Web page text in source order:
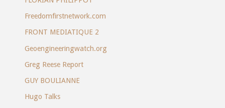
Freedomfirstnetwork.com
FRONT MEDIATIQUE 2
Geoengineeringwatch.org
Greg Reese Report
GUY BOULIANNE
Hugo Talks